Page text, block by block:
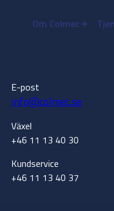
Om Colmec
E-post
info@colmec.se
Växel
+46 11 13 40 30
Kundservice
+46 11 13 40 37